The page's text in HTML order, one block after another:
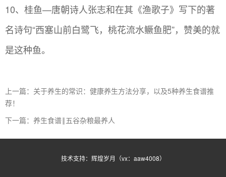
10、桂鱼—唐朝诗人张志和在其《渔歌子》写下的著
名诗句“西塞山前白鹭飞，桃花流水鳜鱼肥”，赞美的就
是这种鱼。
上一篇：关于养生的常识：健康养生方法分享，以及5种养生食谱推
荐！
下一篇：养生食谱‖五谷杂粮最养人
技术支持：辉煌岁月（vx：aaw4008）